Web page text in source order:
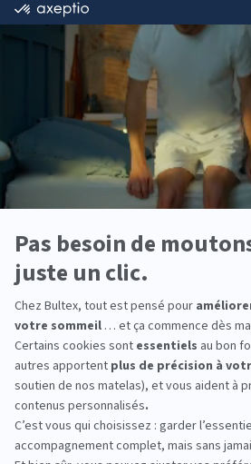
Bultex est l’une des marques les
dans les foyers français*. La
un savoir‑faire reconnu et des
techniques pensés pour la
Chaque dormeur peut trouver sa
moelleux, équilibre ou maintien
associant votre matelas Bultex
vous optimisez le soutien et la
Pour équiper toute la famille, il
pour adultes, enfants et invités,
quotidien au lit d’appoint. Des
aux dimensions spécifiques,
son ensemble.
*Marque la plus détenue : 18 599
interrogées de février 2019 à
LA HALLE AU
SISTERON :
d’acheter
Passez en magasin à Sisteron,
comparez plusieurs modèles.
tester différentes fermetés,
et validez vos sensations avant